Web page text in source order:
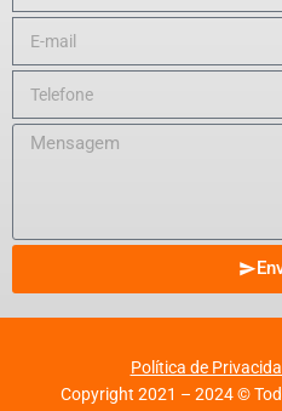
Política de
Copyright 2021 – 2024 ©